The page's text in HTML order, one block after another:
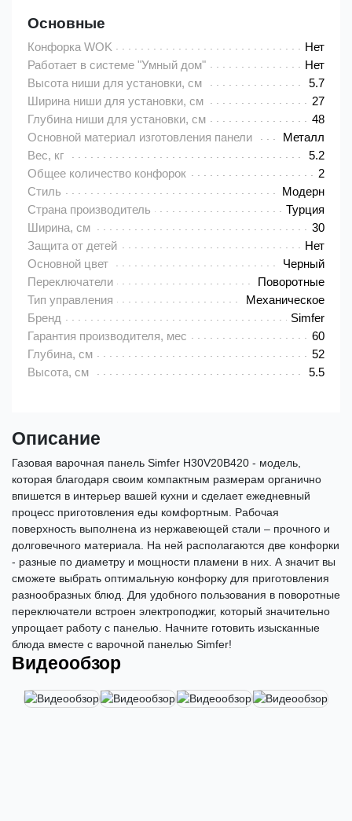
Основные
Конфорка WOK
Нет
Работает в системе "Умный дом"
Нет
Высота ниши для установки, см
5.7
Ширина ниши для установки, см
27
Глубина ниши для установки, см
48
Основной материал изготовления панели
Металл
Вес, кг
5.2
Общее количество конфорок
2
Стиль
Модерн
Страна производитель
Турция
Ширина, см
30
Защита от детей
Нет
Основной цвет
Черный
Переключатели
Поворотные
Тип управления
Механическое
Бренд
Simfer
Гарантия производителя, мес
60
Глубина, см
52
Высота, см
5.5
Описание
Газовая варочная панель Simfer H30V20B420 - модель,
которая благодаря своим компактным размерам органично
впишется в интерьер вашей кухни и сделает ежедневный
процесс приготовления еды комфортным. Рабочая
поверхность выполнена из нержавеющей стали – прочного и
долговечного материала. На ней располагаются две конфорки
- разные по диаметру и мощности пламени в них. А значит вы
сможете выбрать оптимальную конфорку для приготовления
разнообразных блюд. Для удобного пользования в поворотные
переключатели встроен электроподжиг, который значительно
упрощает работу с панелью. Начните готовить изысканные
блюда вместе с варочной панелью Simfer!
Видеообзор